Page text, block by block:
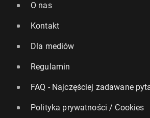
O nas
Kontakt
Dla mediów
Regulamin
FAQ - Najczęściej zadawane
Polityka prywatności / Cookies